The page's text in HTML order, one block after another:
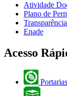
Atividade
Plano de
Enade
Acesso